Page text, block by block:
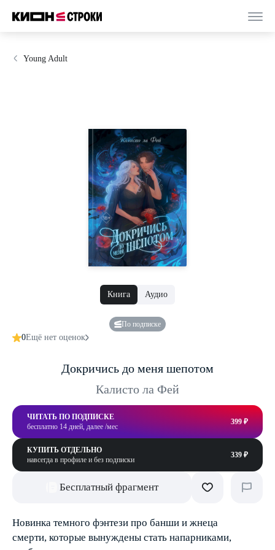
Young Adult
Книга Аудио
По подписке
0Ещё нет оценок
Докричись до меня шепотом
Калисто ла Фей
ЧИТАТЬ ПО ПОДПИСКЕ
бесплатно 14 дней, далее /мес
399 ₽
КУПИТЬ ОТДЕЛЬНО
навсегда в профиле и без подписки
339 ₽
Бесплатный фрагмент
Новинка темного фэнтези про банши и жнеца
смерти, которые вынуждены стать напарниками,